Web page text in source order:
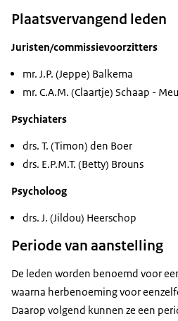
Plaatsvervangend leden
Juristen/commissievoorzitters
mr. J.P. (Jeppe) Balkema
mr. C.A.M. (Claartje) Schaap -
Psychiaters
drs. T. (Timon) den Boer
drs. E.P.M.T. (Betty) Brouns
Psycholoog
drs. J. (Jildou) Heerschop
Periode van aanstelling
De leden worden benoemd voor
waarna herbenoeming voor
Daarop volgend kunnen ze een